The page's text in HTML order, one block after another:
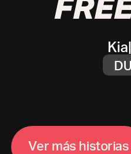
Ver más historias
Kia|